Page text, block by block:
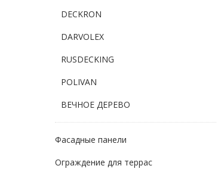
DECKRON
DARVOLEX
RUSDECKING
POLIVAN
ВЕЧНОЕ ДЕРЕВО
Фасадные панели
Ограждение для террас